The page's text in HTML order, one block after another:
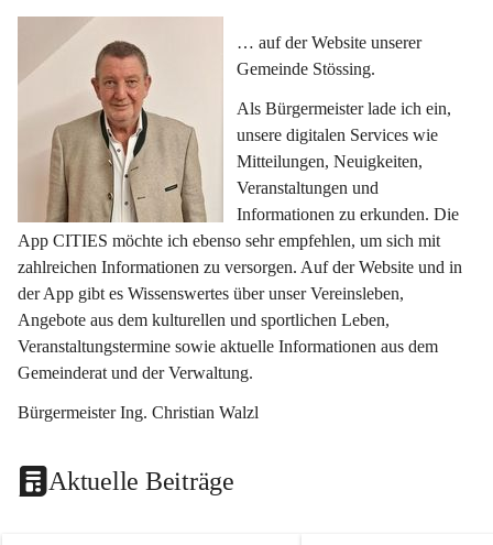
… auf der Website unserer
Gemeinde Stössing.
Als Bürgermeister lade ich ein,
unsere digitalen Services wie
Mitteilungen, Neuigkeiten,
Veranstaltungen und
Informationen zu erkunden. Die
App CITIES möchte ich ebenso sehr empfehlen, um sich mit
zahlreichen Informationen zu versorgen. Auf der Website und in
der App gibt es Wissenswertes über unser Vereinsleben,
Angebote aus dem kulturellen und sportlichen Leben,
Veranstaltungstermine sowie aktuelle Informationen aus dem
Gemeinderat und der Verwaltung.
Bürgermeister Ing. Christian Walzl
Aktuelle Beiträge